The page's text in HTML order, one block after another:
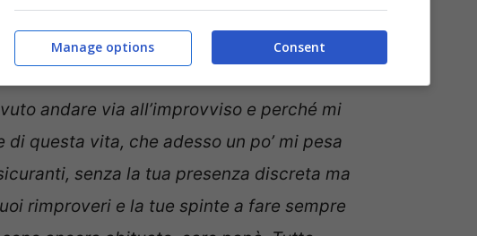
e commovente
andare via all’improvviso e perché mi
questa vita, che adesso un po’ mi pesa
senza la tua presenza discreta ma
rimproveri e la tue spinte a fare sempre
Consent
Manage options